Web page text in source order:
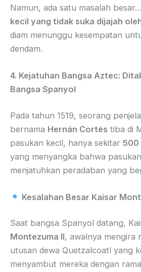
Namun, ada satu masalah besar…
kecil yang tidak suka dijajah
diam menunggu kesempatan
dendam.
4. Kejatuhan Bangsa Aztec:
Bangsa Spanyol
Pada tahun 1519, seorang
bernama Hernán Cortés tiba di
pasukan kecil, hanya sekitar 500
yang menyangka bahwa
menjatuhkan peradaban yang
Kesalahan Besar Kaisar
Saat bangsa Spanyol datang,
Montezuma II, awalnya mengira
utusan dewa Quetzalcoatl yang
menyambut mereka dengan